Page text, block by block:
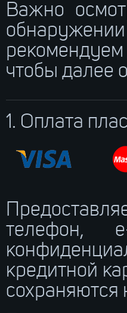
Важно
чтобы далее
1. Оплата
телефон,
кредитной